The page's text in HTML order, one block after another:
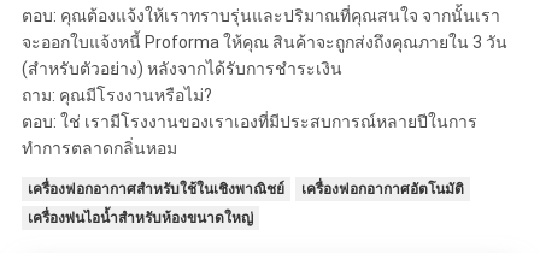
ตอบ: คุณต้องแจ้งให้เราทราบรุ่นและปริมาณที่คุณสนใจ จากนั้นเรา
จะออกใบแจ้งหนี้ Proforma ให้คุณ สินค้าจะถูกส่งถึงคุณภายใน 3 วัน
(สำหรับตัวอย่าง) หลังจากได้รับการชำระเงิน
ถาม: คุณมีโรงงานหรือไม่?
ตอบ: ใช่ เรามีโรงงานของเราเองที่มีประสบการณ์หลายปีในการ
ทำการตลาดกลิ่นหอม
เครื่องฟอกอากาศสำหรับใช้ในเชิงพาณิชย์
เครื่องฟอกอากาศอัตโนมัติ
เครื่องพ่นไอน้ำสำหรับห้องขนาดใหญ่